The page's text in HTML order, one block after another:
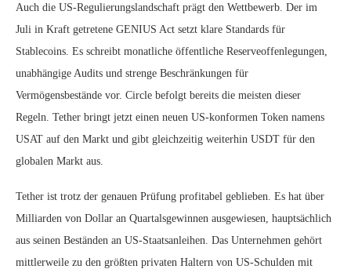
Auch die US-Regulierungslandschaft prägt den Wettbewerb. Der im
Juli in Kraft getretene GENIUS Act setzt klare Standards für
Stablecoins. Es schreibt monatliche öffentliche Reserveoffenlegungen,
unabhängige Audits und strenge Beschränkungen für
Vermögensbestände vor. Circle befolgt bereits die meisten dieser
Regeln. Tether bringt jetzt einen neuen US-konformen Token namens
USAT auf den Markt und gibt gleichzeitig weiterhin USDT für den
globalen Markt aus.
Tether ist trotz der genauen Prüfung profitabel geblieben. Es hat über
Milliarden von Dollar an Quartalsgewinnen ausgewiesen, hauptsächlich
aus seinen Beständen an US-Staatsanleihen. Das Unternehmen gehört
mittlerweile zu den größten privaten Haltern von US-Schulden mit